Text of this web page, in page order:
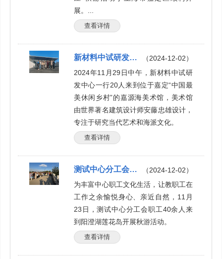
展。...
查看详情
（2024-12-02）
新材料中试研发中心分工会组织 “米”主题活动
2024年11月29日中午，新材料中试研
发中心一行20人来到位于嘉定“中国最
美休闲乡村”的嘉源海美术馆，美术馆
由世界著名建筑设计师安藤忠雄设计，
专注于研究当代艺术和海派文化。
查看详情
（2024-12-02）
测试中心分工会组织阳澄湖秋游活动
为丰富中心职工文化生活，让教职工在
工作之余愉悦身心、亲近自然，11月
23日，测试中心分工会职工40余人来
到阳澄湖莲花岛开展秋游活动。
查看详情